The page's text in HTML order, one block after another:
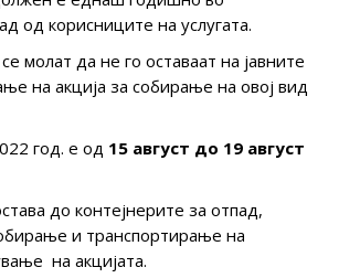
од корисниците на услугата.
молат да не го оставаат на јавните
на акција за собирање на овој вид
год. е од 15 август до 19 август
до контејнерите за отпад,
и транспортирање на
на акцијата.